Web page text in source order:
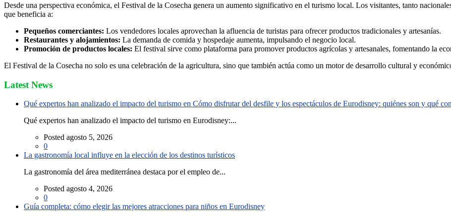
Desde una perspectiva económica, el Festival de la Cosecha genera un aumento significativo en el turismo local. Los visitantes, tanto
que beneficia a:
Pequeños comerciantes: Los vendedores locales aprovechan la afluencia de turistas para ofrecer productos tradicionales y artesanías.
Restaurantes y alojamientos: La demanda de comida y hospedaje aumenta, impulsando el negocio local.
Promoción de productos locales: El festival sirve como plataforma para promover productos agrícolas y artesanales, fomentando la
El Festival de la Cosecha no solo es una celebración de la agricultura, sino que también actúa como un motor de desarrollo cultural y
Latest News
Qué expertos han analizado el impacto del turismo en Cómo disfrutar del desfile y los espectáculos de Eurodisney: quiénes son y qué
Qué expertos han analizado el impacto del turismo en Eurodisney:...
Posted agosto 5, 2026
0
La gastronomía local influye en la elección de los destinos turísticos
La gastronomía del área mediterránea destaca por el empleo de...
Posted agosto 4, 2026
0
Guía completa: cómo elegir las mejores atracciones para niños en Eurodisney